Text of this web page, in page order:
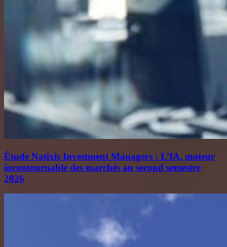
Étude Natixis Investment Managers : L’IA, moteur
incontournable des marchés au second semestre
2026